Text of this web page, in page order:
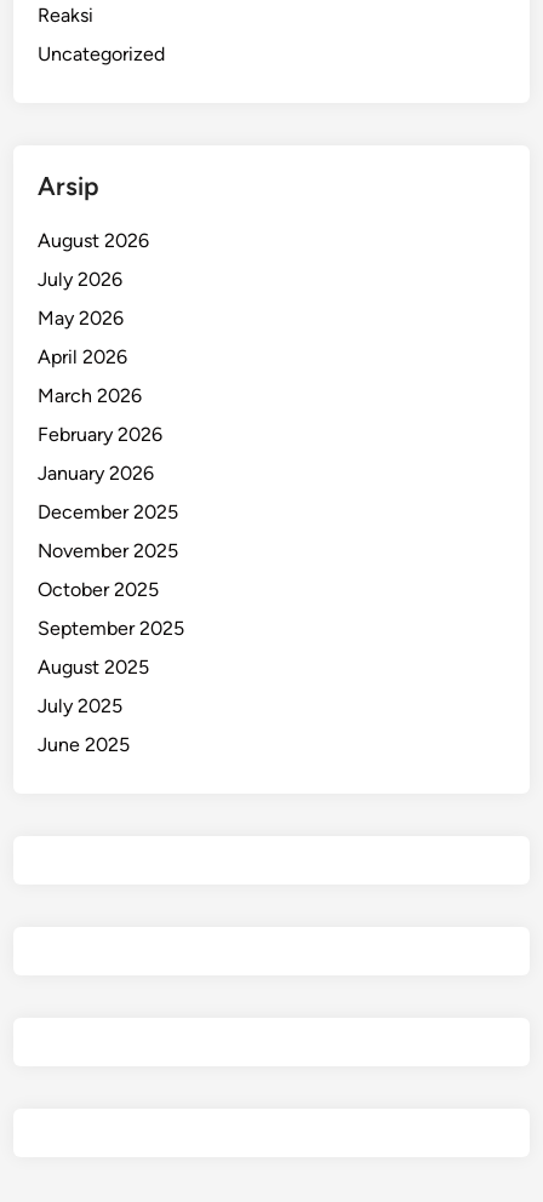
i
h
J
d
i
M
s
a
l
h
B
e
a
r
Reaksi
Uncategorized
Arsip
August 2026
July 2026
May 2026
April 2026
March 2026
February 2026
January 2026
December 2025
November 2025
October 2025
September 2025
August 2025
July 2025
June 2025